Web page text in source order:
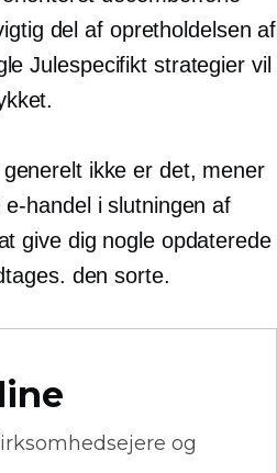
del af opretholdelsen af
Julespecifikt strategier vil
ikke er det, mener
handel i slutningen af
give dig nogle opdaterede
den sorte.
og